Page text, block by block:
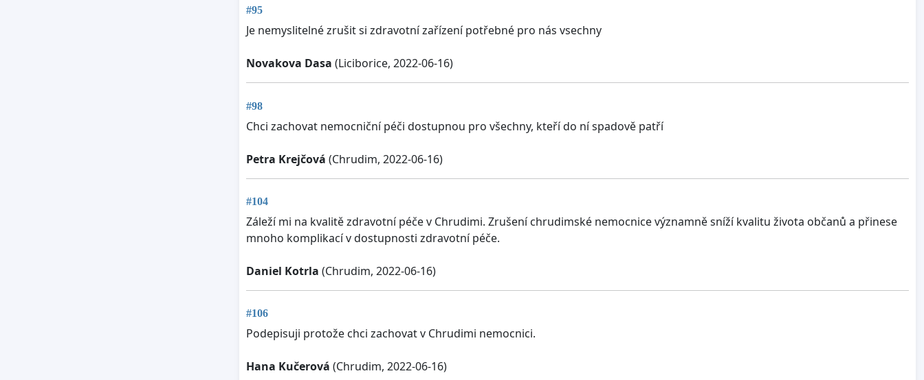
#95
Je nemyslitelné zrušit si zdravotní zařízení potřebné pro nás vsechny
Novakova Dasa (Liciborice, 2022-06-16)
#98
Chci zachovat nemocniční péči dostupnou pro všechny, kteří do ní spadově patří
Petra Krejčová (Chrudim, 2022-06-16)
#104
Záleží mi na kvalitě zdravotní péče v Chrudimi. Zrušení chrudimské nemocnice významně sníží kvalitu života občanů a přinese
mnoho komplikací v dostupnosti zdravotní péče.
Daniel Kotrla (Chrudim, 2022-06-16)
#106
Podepisuji protože chci zachovat v Chrudimi nemocnici.
Hana Kučerová (Chrudim, 2022-06-16)